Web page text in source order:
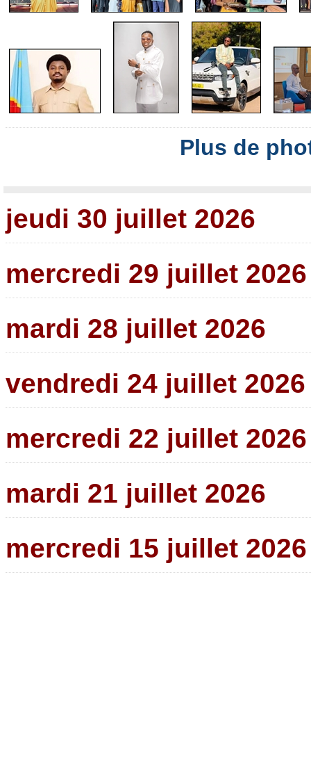
Plus de
jeudi 30 juillet 2026
mercredi 29 juillet 2026
mardi 28 juillet 2026
vendredi 24 juillet 2026
mercredi 22 juillet 2026
mardi 21 juillet 2026
mercredi 15 juillet 2026